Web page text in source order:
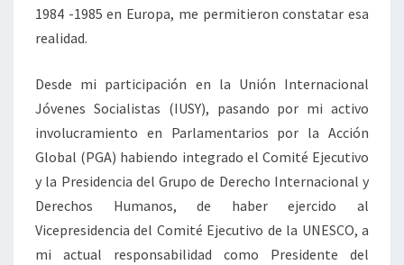
Á
A
1984 -1985 en Europa, me permitieron constatar esa
realidad.
Desde mi participación en la Unión Internacional
Jóvenes Socialistas (IUSY), pasando por mi activo
involucramiento en Parlamentarios por la Acción
Global (PGA) habiendo integrado el Comité Ejecutivo
y la Presidencia del Grupo de Derecho Internacional y
Derechos Humanos, de haber ejercido al
Vicepresidencia del Comité Ejecutivo de la UNESCO, a
mi actual responsabilidad como Presidente del